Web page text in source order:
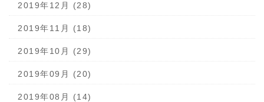
2019年12月 (28)
2019年11月 (18)
2019年10月 (29)
2019年09月 (20)
2019年08月 (14)